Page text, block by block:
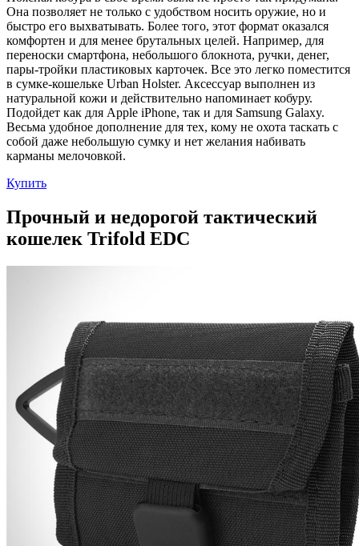
Она позволяет не только с удобством носить оружие, но и
быстро его выхватывать. Более того, этот формат оказался
комфортен и для менее брутальных целей. Например, для
переноски смартфона, небольшого блокнота, ручки, денег,
пары-тройки пластиковых карточек. Все это легко поместится
в сумке-кошельке Urban Holster. Аксессуар выполнен из
натуральной кожи и действительно напоминает кобуру.
Подойдет как для Apple iPhone, так и для Samsung Galaxy.
Весьма удобное дополнение для тех, кому не охота таскать с
собой даже небольшую сумку и нет желания набивать
карманы мелочовкой.
Купить
Прочный и недорогой тактический
кошелек Trifold EDC